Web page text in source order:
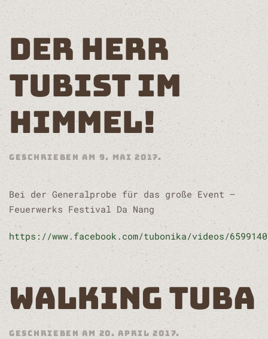
DER HERR
TUBIST IM
HIMMEL!
GESCHRIEBEN AM 9. MAI 2017.
Bei der Generalprobe für das große Event –
Feuerwerks Festival Da Nang
https://www.facebook.com/tubonika/videos/
WALKING TUBA
GESCHRIEBEN AM 20. APRIL 2017.